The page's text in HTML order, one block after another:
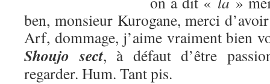
ben, monsieur Kurogane, merci
Arf, dommage, j’aime vraiment bien
Shoujo sect, à défaut d’être
regarder. Hum. Tant pis.